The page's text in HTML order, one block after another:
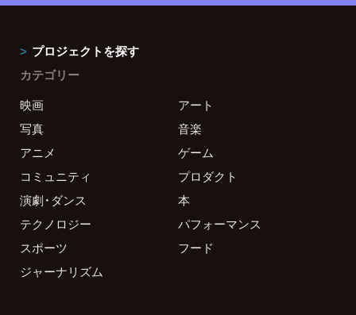
プロジェクトを探す
カテゴリー
映画
アート
写真
音楽
アニメ
ゲーム
コミュニティ
プロダクト
演劇・ダンス
本
テクノロジー
パフォーマンス
スポーツ
フード
ジャーナリズム